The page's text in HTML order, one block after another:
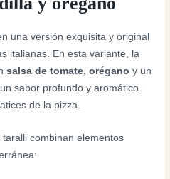
una versión exquisita y original
italianas. En esta variante, la
salsa de tomate ,orégano y un
un sabor profundo y aromático
de la pizza.
combinan elementos